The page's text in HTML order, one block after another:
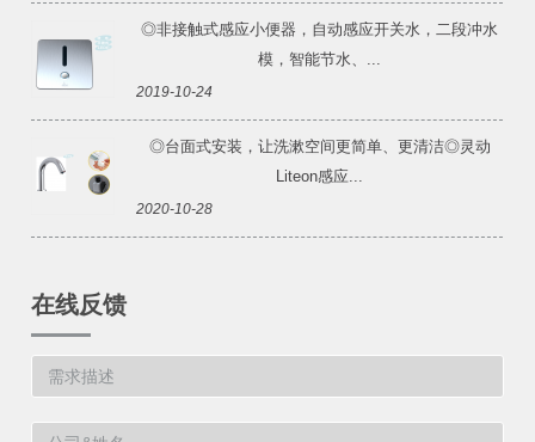
◎非接触式感应小便器，自动感应开关水，二段冲水
模，智能节水、...
2019-10-24
◎台面式安装，让洗漱空间更简单、更清洁◎灵动
Liteon感应...
2020-10-28
在线反馈